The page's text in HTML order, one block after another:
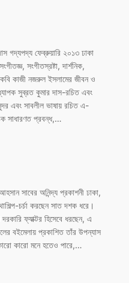
গদ্যপদ্য ফেব্রুয়ারি ২০১৩ ঢাকা
সংগীতস্রষ্টা, দার্শনিক,
কবি কাজী নজরুল ইসলামের জীবন ও
সুব্রত কুমার দাস-রচিত এবং
এবং সাবলীল ভাষায় রচিত এ-
সাধারণত প্রবন্ধ,…
সাবের অনিন্দ্য প্রকাশনী ঢাকা,
চর্চা করছেন সাত দশক ধরে।
ফ্যাক্টর হিসেবে ধরছেন, এ
বইমেলায় প্রকাশিত তাঁর উপন্যাস
কারো মনে হতেও পারে,…